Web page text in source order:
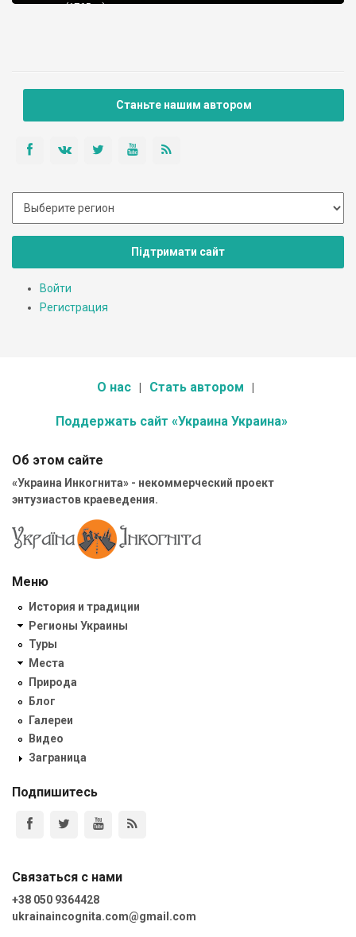
церква (1765 р.)
Станьте нашим автором
Підтримати сайт
Войти
Регистрация
О нас Стать автором
Поддержать сайт «Украина Украина»
Об этом сайте
«Украина Инкогнита» - некоммерческий проект
энтузиастов краеведения.
Меню
История и традиции
Регионы Украины
Туры
Места
Природа
Блог
Галереи
Видео
Заграница
Подпишитесь
Связаться с нами
+38 050 9364428
ukrainaincognita.com@gmail.com